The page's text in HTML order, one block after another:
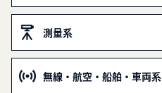
測量系
無線・航空・船舶・車両系